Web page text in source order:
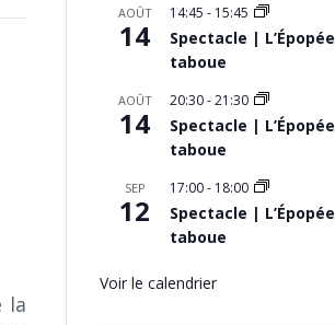
la
AOÛT
14
14:45 - 15:45
Spectacle | L’Épopée
taboue
AOÛT
14
20:30-21:30
Spectacle | L’Épopée
taboue
SEP
12
17:00- 18:00
Spectacle | L’Épopée
taboue
Voir le calendrier